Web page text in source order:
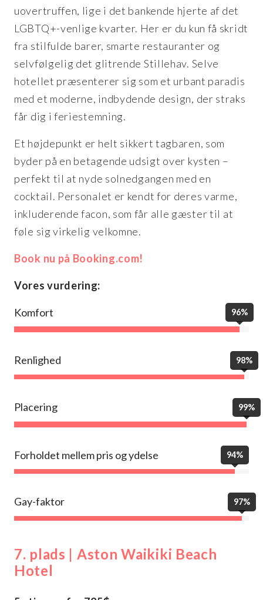
uovertruffen, lige i det bankende hjerte af det
LGBTQ+-venlige kvarter. Her er du kun få skridt
fra stilfulde barer, smarte restauranter og
selvfølgelig det glitrende Stillehav. Selve
hotellet præsenterer sig som et urbant paradis
med et moderne, indbydende design, der straks
får dig i feriestemning.
Et højdepunkt er helt sikkert tagbaren, som
byder på en betagende udsigt over kysten –
perfekt til at nyde solnedgangen med en
cocktail. Personalet er kendt for deres varme,
inkluderende facon, som får alle gæster til at
føle sig virkelig velkomne.
Book nu på Booking.com!
Vores vurdering:
Komfort 96%
Renlighed 98%
Placering 99%
Forholdet mellem pris og ydelse 94%
Gay-faktor 97%
7. plads | Aston Waikiki Beach
Hotel